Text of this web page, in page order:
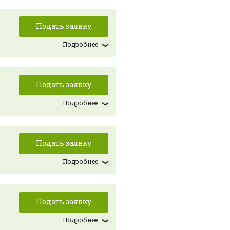
Подать заявку
Подробнее
Подать заявку
Подробнее
Подать заявку
Подробнее
Подать заявку
Подробнее